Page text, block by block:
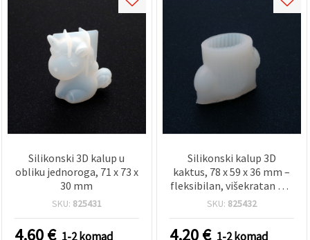
Silikonski 3D kalup u
obliku jednoroga, 71 x 73 x
30 mm
SKU: 825431
4.60€ 1-2 komad
Silikonski kalup 3D
kaktus, 78 x 59 x 36 mm –
fleksibilan, višekratan DIY
hobi kalup za
svijeća i sapuna, glinu i
SKU: 825432
4.20€ 1-2 komad